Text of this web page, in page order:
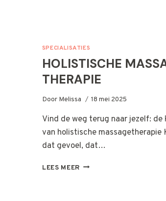
SPECIALISATIES
HOLISTISCHE
THERAPIE
Door Melissa 18 mei 2025
Vind de weg terug naar jezelf: de
van holistische massagetherapie
dat gevoel, dat…
LEES MEERHOLISTISCHE